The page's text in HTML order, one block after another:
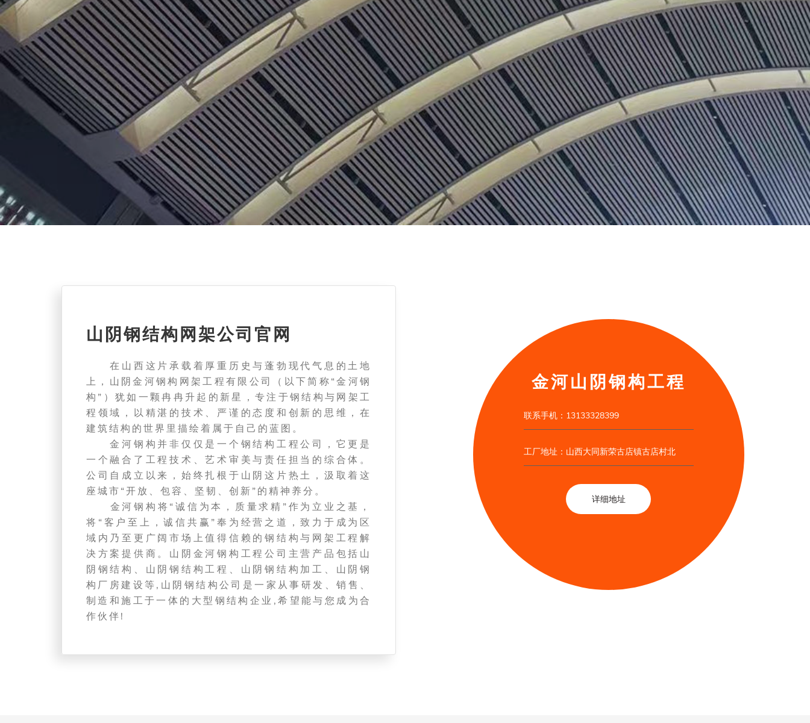
山阴钢结构网架公司官网
在山西这片承载着厚重历史与蓬勃现代气息的土地
上，山阴金河钢构网架工程有限公司（以下简称“金河钢
构”）犹如一颗冉冉升起的新星，专注于钢结构与网架工
程领域，以精湛的技术、严谨的态度和创新的思维，在
建筑结构的世界里描绘着属于自己的蓝图。
金河钢构并非仅仅是一个钢结构工程公司，它更是
一个融合了工程技术、艺术审美与责任担当的综合体。
公司自成立以来，始终扎根于山阴这片热土，汲取着这
座城市“开放、包容、坚韧、创新”的精神养分。
金河钢构将“诚信为本，质量求精”作为立业之基，
将“客户至上，诚信共赢”奉为经营之道，致力于成为区
域内乃至更广阔市场上值得信赖的钢结构与网架工程解
决方案提供商。山阴金河钢构工程公司主营产品包括山
阴钢结构、山阴钢结构工程、山阴钢结构加工、山阴钢
构厂房建设等,山阴钢结构公司是一家从事研发、销售、
制造和施工于一体的大型钢结构企业,希望能与您成为合
作伙伴!
金河山阴钢构工程
联系手机：13133328399
工厂地址：山西大同新荣古店镇古店村北
详细地址